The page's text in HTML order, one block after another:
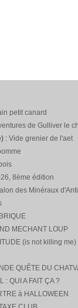
petit canard
de Gulliver le
: Vide grenier de l'aet
8ème édition
des Minéraux
MECHANT LOUP
(is not killing me)
QUÊTE DU
: QUI A FAIT ÇA ?
à HALLOWEEN